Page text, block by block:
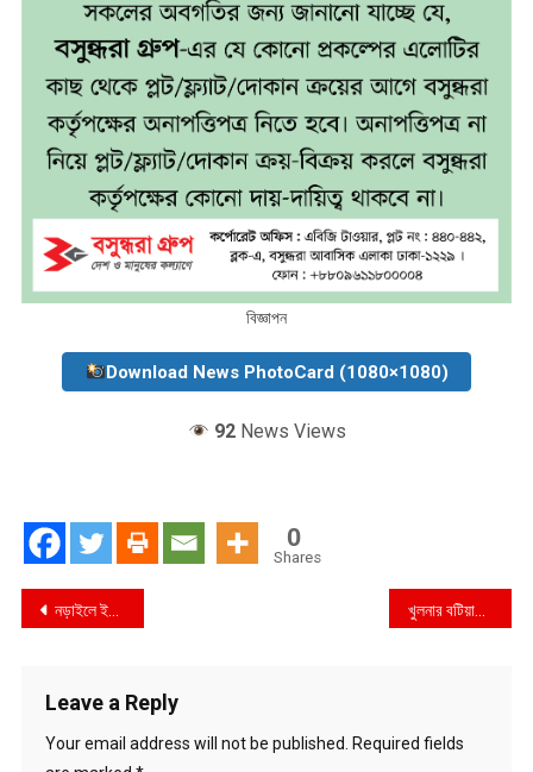
বিজ্ঞাপন
Download News PhotoCard (1080×1080)
92News Views
0
Shares
Post
নড়াইলে ইজিবাইকের ধাক্কায় বৃদ্ধার মৃত্যু খুলনার বটিয়াঘাটা মাধ্যমিক বিদ্যালয়ের প্রধান শিক্ষকের বিরুদ্ধে অর্থ আত্মসাত সহ বিভিন্ন দুর্নীতি ও অনিয়মের অভিযোগ
Leave a Reply
Your email address will not be published. Required fields